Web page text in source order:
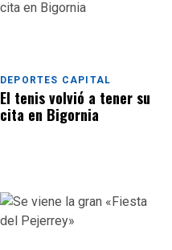
DEPORTES CAPITAL
El tenis volvió a tener su
cita en Bigornia